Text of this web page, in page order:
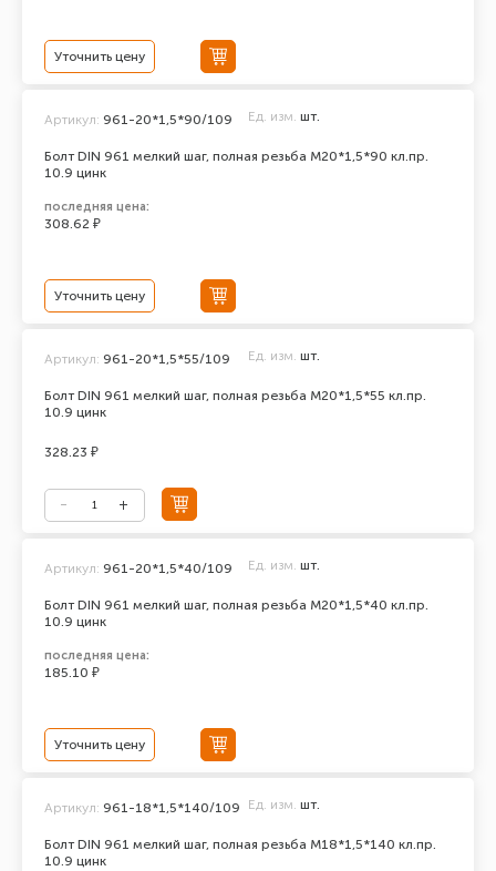
Уточнить цену
Болт DIN 961 мелкий шаг, полная резьба M20*1,5*90 кл.пр.
10.9 цинк
Артикул: 961-20*1,5*90/109 Ед. изм. шт.
последняя цена:
308.62 ₽
Уточнить цену
Болт DIN 961 мелкий шаг, полная резьба M20*1,5*55 кл.пр.
10.9 цинк
Артикул: 961-20*1,5*55/109 Ед. изм. шт.
328.23 ₽
Болт DIN 961 мелкий шаг, полная резьба M20*1,5*40 кл.пр.
10.9 цинк
Артикул: 961-20*1,5*40/109 Ед. изм. шт.
последняя цена:
185.10 ₽
Уточнить цену
Болт DIN 961 мелкий шаг, полная резьба M18*1,5*140 кл.пр.
10.9 цинк
Артикул: 961-18*1,5*140/109 Ед. изм. шт.